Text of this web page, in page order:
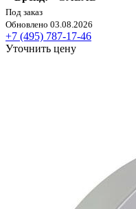
Под заказ
Обновлено 03.08.2026
+7 (495) 787-17-46
Уточнить цену